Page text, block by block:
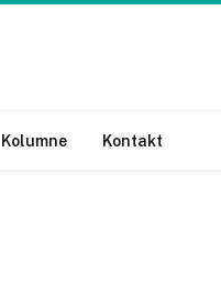
Kolumne Kontakt